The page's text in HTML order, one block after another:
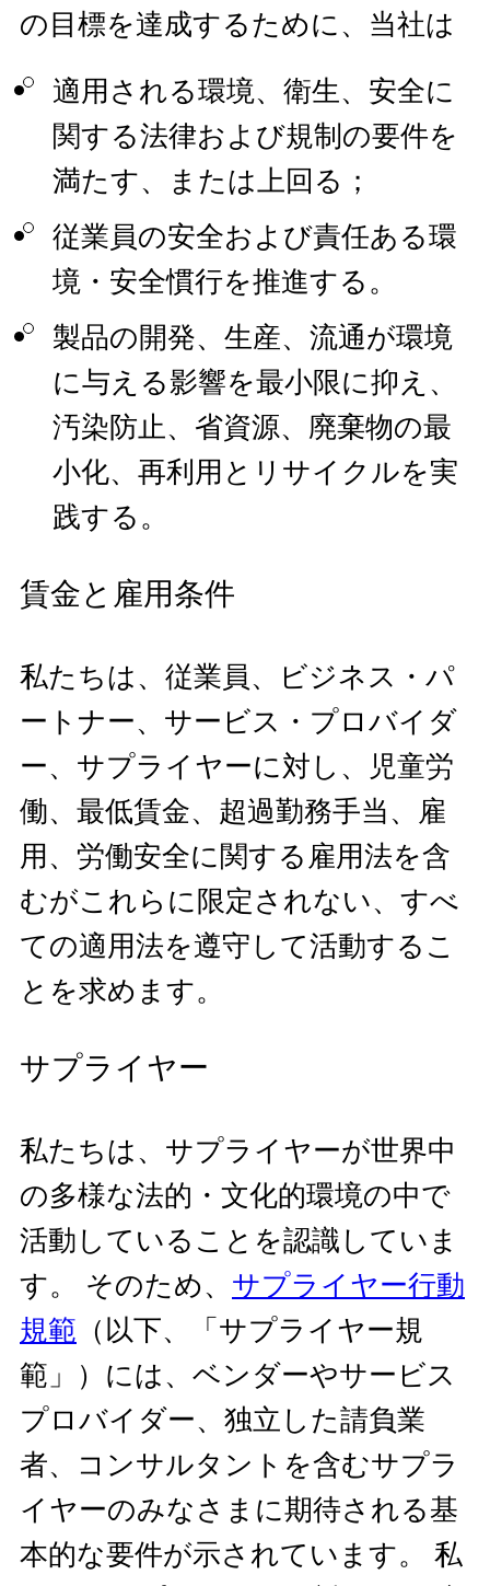
の目標を達成するために、当社は
適用される環境、衛生、安全に
関する法律および規制の要件を
満たす、または上回る；
従業員の安全および責任ある環
境・安全慣行を推進する。
製品の開発、生産、流通が環境
に与える影響を最小限に抑え、
汚染防止、省資源、廃棄物の最
小化、再利用とリサイクルを実
践する。
賃金と雇用条件
私たちは、従業員、ビジネス・パ
ートナー、サービス・プロバイダ
ー、サプライヤーに対し、児童労
働、最低賃金、超過勤務手当、雇
用、労働安全に関する雇用法を含
むがこれらに限定されない、すべ
ての適用法を遵守して活動するこ
とを求めます。
サプライヤー
私たちは、サプライヤーが世界中
の多様な法的・文化的環境の中で
活動していることを認識していま
す。 そのため、 サプライヤー行動
規範 （以下、「サプライヤー規
範」）には、ベンダーやサービス
プロバイダー、独立した請負業
者、コンサルタントを含むサプラ
イヤーのみなさまに期待される基
本的な要件が示されています。 私